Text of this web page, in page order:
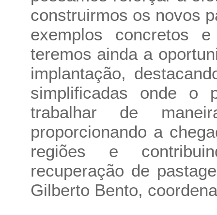
construirmos os novos
exemplos concretos
teremos ainda a
implantação,
simplificadas onde o
trabalhar de
proporcionando a
regiões e
recuperação de
Gilberto Bento,